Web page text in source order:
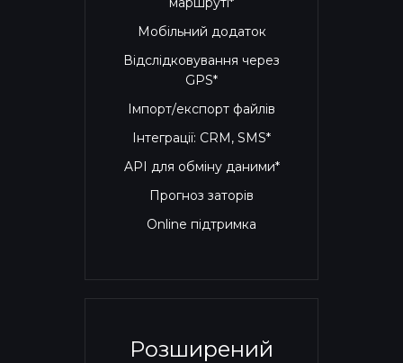
Мобільний додаток
Відслідковування через
GPS*
Імпорт/експорт файлів
Інтеграції: CRM, SMS*
API для обміну даними*
Прогноз заторів
Online підтримка
Розширений